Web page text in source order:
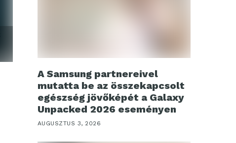
A Samsung partnereivel
mutatta be az összekapcsolt
egészség jövőképét a Galaxy
Unpacked 2026 eseményen
AUGUSZTUS 3, 2026